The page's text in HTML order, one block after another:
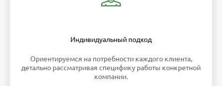
Индивидуальный подход
Ориентируемся на потребности каждого клиента,
детально рассматривая специфику работы конкретной
компании.